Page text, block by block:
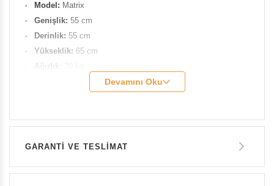
Model: Matrix
Genişlik: 55 cm
Derinlik: 55 cm
Yükseklik: 65 cm
Ağırlık:
Temizlik ve Bakım Önerileri:Nemli ve yumuşak bir bezle
kaçınılmalıdır.
Devamını Oku
GARANTİ VE TESLİMAT
GARANTİ